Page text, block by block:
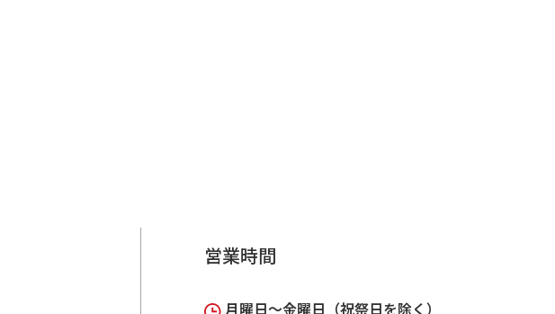
営業時間
月曜日～金曜日（祝祭日を除く）